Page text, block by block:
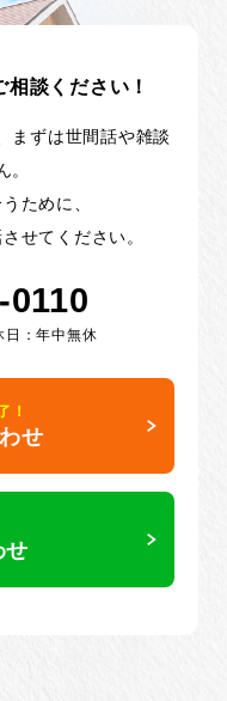
談ください！
まずは世間話や雑談
。
ために、
せてください。
0110
：年中無休
！
せ
せ